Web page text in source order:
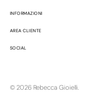
INFORMAZIONI
AREA CLIENTE
SOCIAL
© 2026 Rebecca Gioielli.